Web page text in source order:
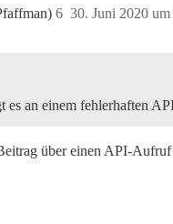
30. Juni 2020
6
es an einem fehlerhaften
über einen API-